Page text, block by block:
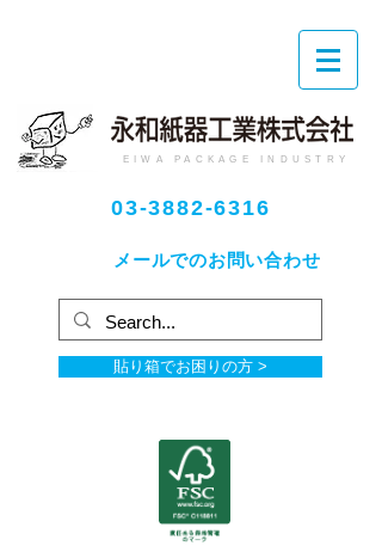
EIWA PACKAGE INDUSTRY
03-3882-6316
メールでのお問い合わせ
貼り箱でお困りの方 >